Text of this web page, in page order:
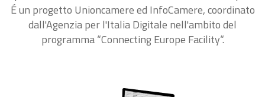
É un progetto Unioncamere ed InfoCamere, coordinato
dall'Agenzia per l'Italia Digitale nell'ambito del
programma “Connecting Europe Facility“.